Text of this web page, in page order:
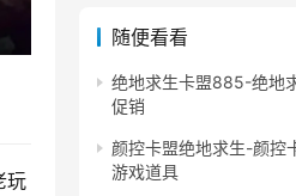
玩
随便看看
绝地求生卡盟885-绝地
促销
颜控卡盟绝地求生-颜控
游戏道具